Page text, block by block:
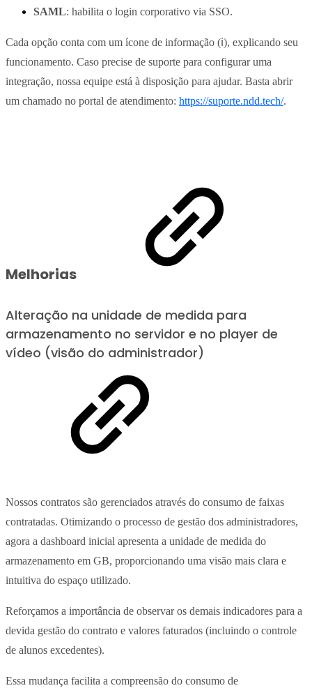
SAML: habilita o login corporativo via SSO.
Cada opção conta com um ícone de informação (ℹ️), explicando seu
funcionamento. Caso precise de suporte para configurar uma
integração, nossa equipe está à disposição para ajudar. Basta abrir
um chamado no portal de atendimento: https://suporte.ndd.tech/.
Melhorias
Alteração na unidade de medida para
armazenamento no servidor e no player de
vídeo (visão do administrador)
Nossos contratos são gerenciados através do consumo de faixas
contratadas. Otimizando o processo de gestão dos administradores,
agora a dashboard inicial apresenta a unidade de medida do
armazenamento em GB, proporcionando uma visão mais clara e
intuitiva do espaço utilizado.
Reforçamos a importância de observar os demais indicadores para a
devida gestão do contrato e valores faturados (incluindo o controle
de alunos excedentes).
Essa mudança facilita a compreensão do consumo de